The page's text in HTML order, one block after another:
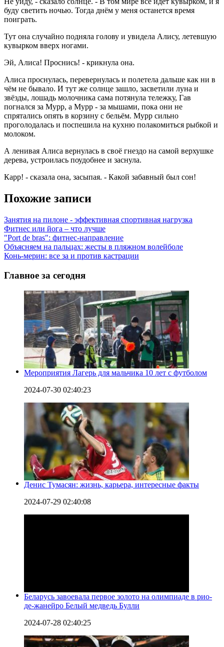
буду светить ночью. Тогда днём у меня останется время
поиграть.
Тут она случайно подняла голову и увидела Алису, летевшую
кувырком вверх ногами.
Эй, Алиса! Проснись! - крикнула она.
Алиса проснулась, перевернулась и полетела дальше как ни в
чём не бывало. И тут же солнце зашло, засветили луна и
звёзды, лошадь молочника сама потянула тележку, Гав
погнался за Мурр, а Мурр - за мышами, пока они не
спрятались опять в корзину с бельём. Мурр сильно
проголодалась и поспешила на кухню полакомиться рыбкой и
молоком.
А ленивая Алиса вернулась в своё гнездо на самой верхушке
дерева, устроилась поудобнее и заснула.
Карр! - сказала она, засыпая. - Какой забавный был сон!
Похожие записи
Занятия на пилоне - эффективная спортивная нагрузка
Фитнес или йога – что лучше
"Port de bras": фитнес-направление
Объясняем на пальцах: жесты в пляжном волейболе
Конь-мерин: все за и против кастрации
Главное за сегодня
Мероприятия Лагерь для мальчика 10 лет с футболом
2024-07-30 02:40:23
Денис Тумасян: жизнь, карьера, интересные факты
2024-07-29 02:40:08
Беларусь завоевала первое золото на олимпиаде в рио-
де-жанейро Белый медведь Булли
2024-07-28 02:40:25